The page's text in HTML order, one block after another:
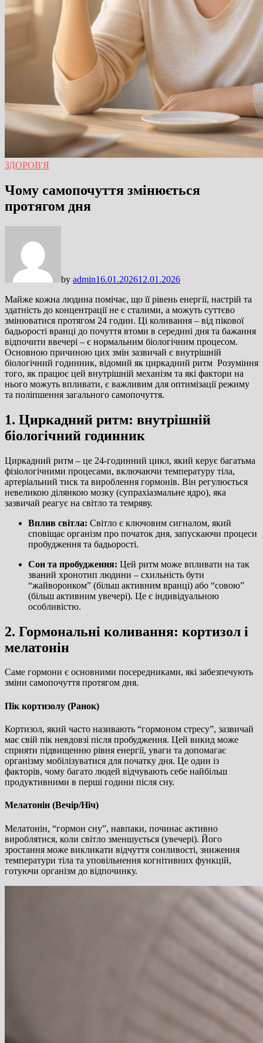
ЗДОРОВ'Я
Чому самопочуття змінюється
протягом дня
by admin16.01.202612.01.2026
Майже кожна людина помічає, що її рівень енергії, настрій та
здатність до концентрації не є сталими, а можуть суттєво
змінюватися протягом 24 годин. Ці коливання – від пікової
бадьорості вранці до почуття втоми в середині дня та бажання
відпочити ввечері – є нормальним біологічним процесом.
Основною причиною цих змін зазвичай є внутрішній
біологічний годинник, відомий як циркадний ритм Розуміння
того, як працює цей внутрішній механізм та які фактори на
нього можуть впливати, є важливим для оптимізації режиму
та поліпшення загального самопочуття.
1. Циркадний ритм: внутрішній
біологічний годинник
Циркадний ритм – це 24-годинний цикл, який керує багатьма
фізіологічними процесами, включаючи температуру тіла,
артеріальний тиск та вироблення гормонів. Він регулюється
невеликою ділянкою мозку (супрахіазмальне ядро), яка
зазвичай реагує на світло та темряву.
Вплив світла: Світло є ключовим сигналом, який
сповіщає організм про початок дня, запускаючи процеси
пробудження та бадьорості.
Сон та пробудження: Цей ритм може впливати на так
званий хронотип людини – схильність бути
“жайворонком” (більш активним вранці) або “совою”
(більш активним увечері). Це є індивідуальною
особливістю.
2. Гормональні коливання: кортизол і
мелатонін
Саме гормони є основними посередниками, які забезпечують
зміни самопочуття протягом дня.
Пік кортизолу (Ранок)
Кортизол, який часто називають “гормоном стресу”, зазвичай
має свій пік невдовзі після пробудження. Цей викид може
сприяти підвищенню рівня енергії, уваги та допомагає
організму мобілізуватися для початку дня. Це один із
факторів, чому багато людей відчувають себе найбільш
продуктивними в перші години після сну.
Мелатонін (Вечір/Ніч)
Мелатонін, “гормон сну”, навпаки, починає активно
вироблятися, коли світло зменшується (увечері). Його
зростання може викликати відчуття сонливості, зниження
температури тіла та уповільнення когнітивних функцій,
готуючи організм до відпочинку.